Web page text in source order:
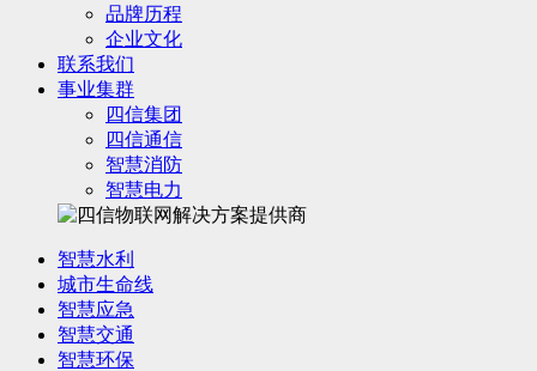
品牌历程
企业文化
联系我们
事业集群
四信集团
四信通信
智慧消防
智慧电力
智慧水利
城市生命线
智慧应急
智慧交通
智慧环保